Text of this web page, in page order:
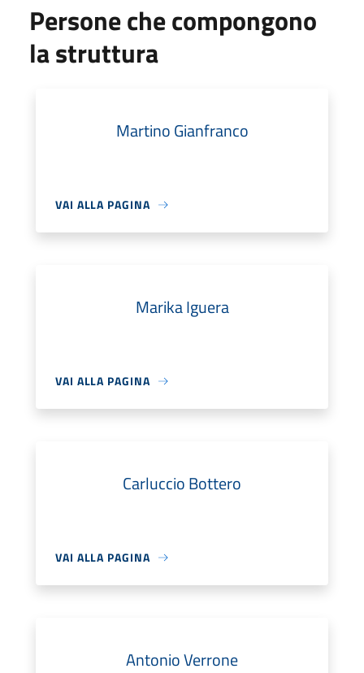
Persone che compongono
la struttura
Martino Gianfranco
VAI ALLA PAGINA
Marika Iguera
VAI ALLA PAGINA
Carluccio Bottero
VAI ALLA PAGINA
Antonio Verrone